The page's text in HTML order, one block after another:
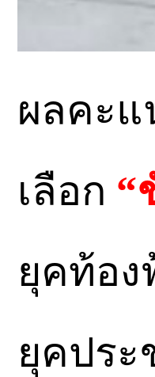
ผลคะ
เลือก “
ยุคท้อง
ยุคปร